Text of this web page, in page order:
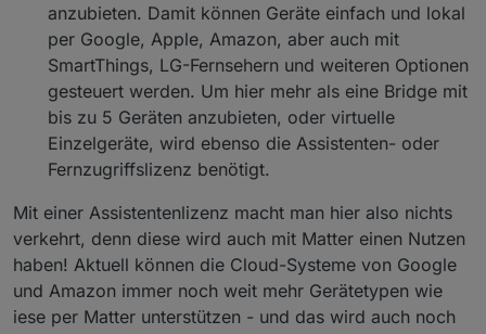
anzubieten. Damit können Geräte einfach und lokal
per Google, Apple, Amazon, aber auch mit
SmartThings, LG-Fernsehern und weiteren Optionen
gesteuert werden. Um hier mehr als eine Bridge mit
bis zu 5 Geräten anzubieten, oder virtuelle
Einzelgeräte, wird ebenso die Assistenten- oder
Fernzugriffslizenz benötigt.
Mit einer Assistentenlizenz macht man hier also nichts
verkehrt, denn diese wird auch mit Matter einen Nutzen
haben! Aktuell können die Cloud-Systeme von Google
und Amazon immer noch weit mehr Gerätetypen wie
iese per Matter unterstützen - und das wird auch noch